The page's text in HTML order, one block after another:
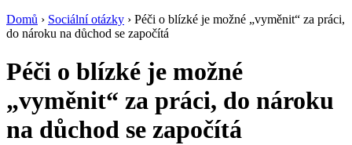
Domů › Sociální otázky › Péči o blízké je možné „vyměnit“ za práci,
do nároku na důchod se započítá
Péči o blízké je možné
„vyměnit“ za práci, do nároku
na důchod se započítá